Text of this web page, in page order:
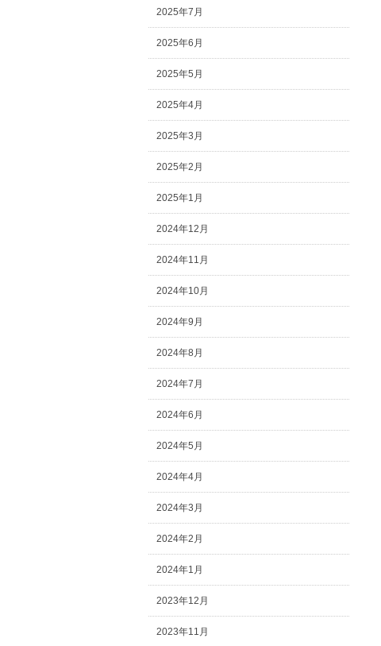
2025年7月
2025年6月
2025年5月
2025年4月
2025年3月
2025年2月
2025年1月
2024年12月
2024年11月
2024年10月
2024年9月
2024年8月
2024年7月
2024年6月
2024年5月
2024年4月
2024年3月
2024年2月
2024年1月
2023年12月
2023年11月